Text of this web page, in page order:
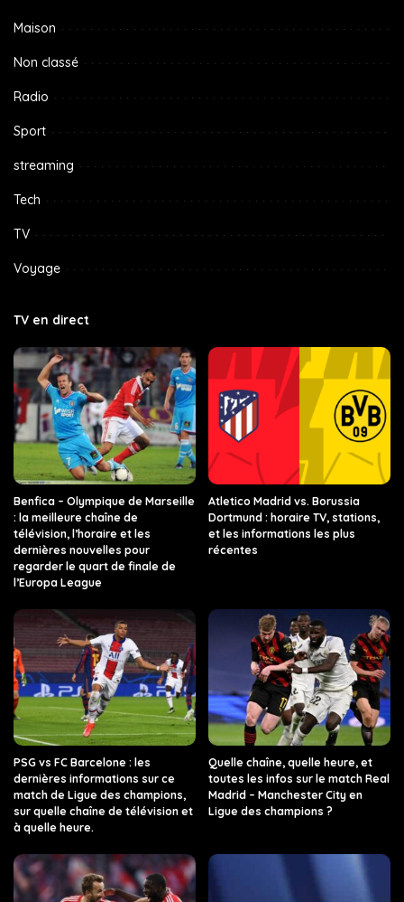
Maison
Non classé
Radio
Sport
streaming
Tech
TV
Voyage
TV en direct
Benfica – Olympique de Marseille
: la meilleure chaîne de
télévision, l’horaire et les
dernières nouvelles pour
regarder le quart de finale de
l’Europa League
Atletico Madrid vs. Borussia
Dortmund : horaire TV, stations,
et les informations les plus
récentes
PSG vs FC Barcelone : les
dernières informations sur ce
match de Ligue des champions,
sur quelle chaîne de télévision et
à quelle heure.
Quelle chaîne, quelle heure, et
toutes les infos sur le match Real
Madrid – Manchester City en
Ligue des champions ?